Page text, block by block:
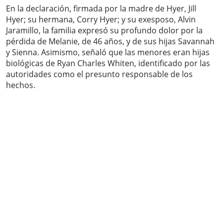
En la declaración, firmada por la madre de Hyer, Jill
Hyer; su hermana, Corry Hyer; y su exesposo, Alvin
Jaramillo, la familia expresó su profundo dolor por la
pérdida de Melanie, de 46 años, y de sus hijas Savannah
y Sienna. Asimismo, señaló que las menores eran hijas
biológicas de Ryan Charles Whiten, identificado por las
autoridades como el presunto responsable de los
hechos.